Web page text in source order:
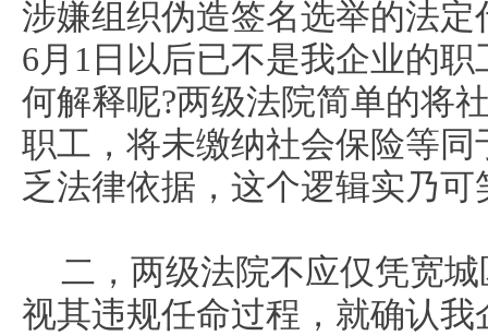
涉嫌组织伪造签名选举的法定
6月1日以后已不是我企业的
何解释呢?两级法院简单的将
职工，将未缴纳社会保险等
乏法律依据，这个逻辑实乃可
二，两级法院不应仅凭宽
视其违规任命过程，就确认